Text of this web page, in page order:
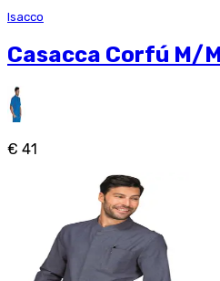
Isacco
Casacca Corfú M/
€ 41